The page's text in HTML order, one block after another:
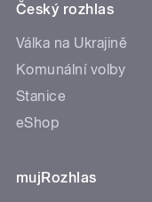
Český rozhlas
Válka na Ukrajině
Komunální volby
Stanice
eShop
mujRozhlas